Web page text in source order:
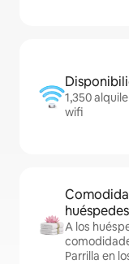
1,350
wifi
huéspedes
A los
Parrilla en